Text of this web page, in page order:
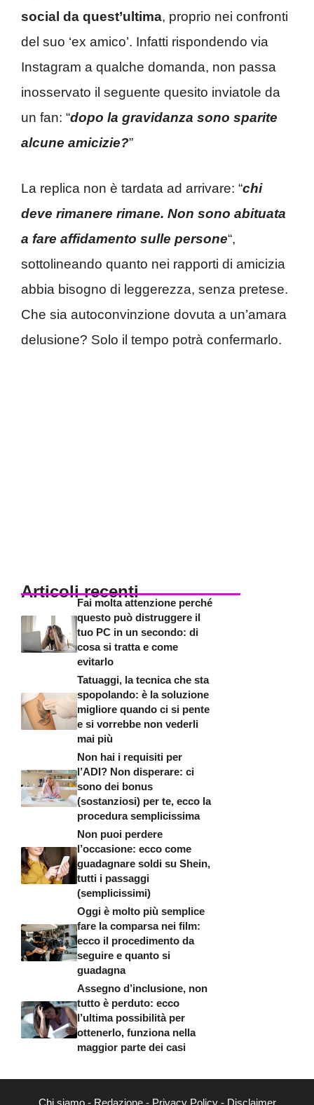
social da quest’ultima, proprio nei confronti
del suo ‘ex amico’. Infatti rispondendo via
Instagram a qualche domanda, non passa
inosservato il seguente quesito inviatole da
un fan: “dopo la gravidanza sono sparite
alcune amicizie?”
La replica non è tardata ad arrivare: “chi
deve rimanere rimane. Non sono abituata
a fare affidamento sulle persone“,
sottolineando quanto nei rapporti di amicizia
abbia bisogno di leggerezza, senza pretese.
Che sia autoconvinzione dovuta a un’amara
delusione? Solo il tempo potrà confermarlo.
Articoli recenti
Fai molta attenzione perché
questo può distruggere il
tuo PC in un secondo: di
cosa si tratta e come
evitarlo
Tatuaggi, la tecnica che sta
spopolando: è la soluzione
migliore quando ci si pente
e si vorrebbe non vederli
mai più
Non hai i requisiti per
l’ADI? Non disperare: ci
sono dei bonus
(sostanziosi) per te, ecco la
procedura semplicissima
Non puoi perdere
l’occasione: ecco come
guadagnare soldi su Shein,
tutti i passaggi
(semplicissimi)
Oggi è molto più semplice
fare la comparsa nei film:
ecco il procedimento da
seguire e quanto si
guadagna
Assegno d’inclusione, non
tutto è perduto: ecco
l’ultima possibilità per
ottenerlo, funziona nella
maggior parte dei casi